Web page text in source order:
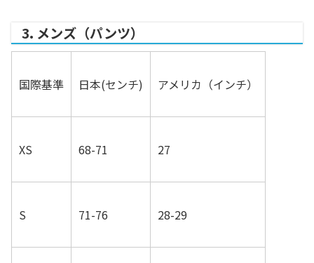
3. メンズ（パンツ）
国際基準 日本(センチ) アメリカ（インチ）
XS 68-71 27
S 71-76 28-29